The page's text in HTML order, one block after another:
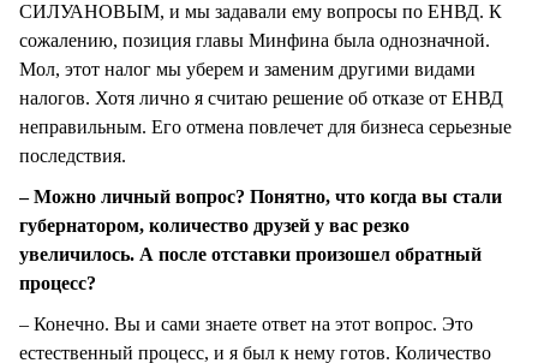
СИЛУАНОВЫМ, и мы задавали ему вопросы по ЕНВД. К
сожалению, позиция главы Минфина была однозначной.
Мол, этот налог мы уберем и заменим другими видами
налогов. Хотя лично я считаю решение об отказе от ЕНВД
неправильным. Его отмена повлечет для бизнеса серьезные
последствия.
– Можно личный вопрос? Понятно, что когда вы стали
губернатором, количество друзей у вас резко
увеличилось. А после отставки произошел обратный
процесс?
– Конечно. Вы и сами знаете ответ на этот вопрос. Это
естественный процесс, и я был к нему готов. Количество